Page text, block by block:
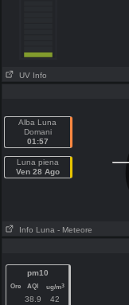
UV Info
Alba Luna
Domani
01:57
Luna piena
Ven 28 Ago
Info Luna - Meteore
pm10
Ore AQI ug/m3
38.9 42